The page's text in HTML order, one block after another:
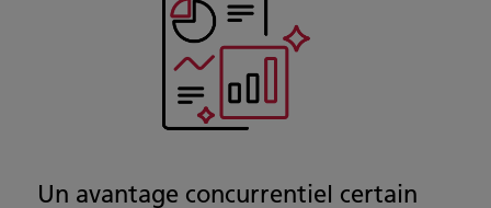
Un avantage concurrentiel certain